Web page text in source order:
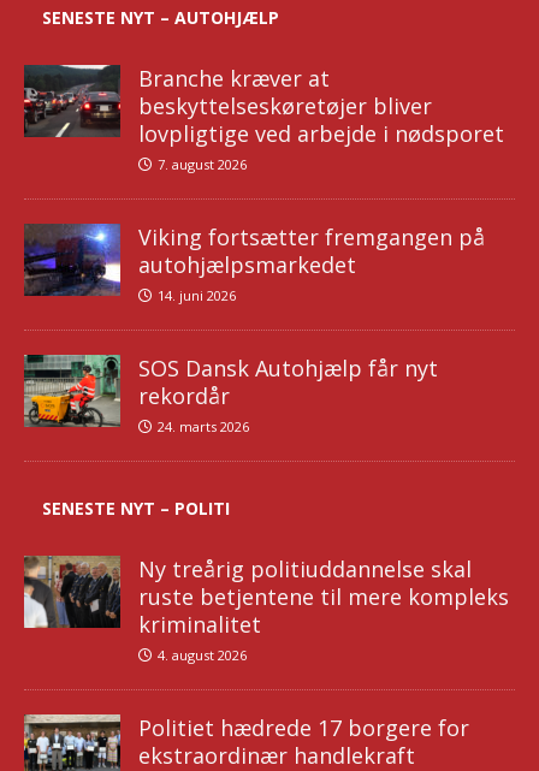
SENESTE NYT – AUTOHJÆLP
Branche kræver at
beskyttelseskøretøjer bliver
lovpligtige ved arbejde i nødsporet
7. august 2026
Viking fortsætter fremgangen på
autohjælpsmarkedet
14. juni 2026
SOS Dansk Autohjælp får nyt
rekordår
24. marts 2026
SENESTE NYT – POLITI
Ny treårig politiuddannelse skal
ruste betjentene til mere kompleks
kriminalitet
4. august 2026
Politiet hædrede 17 borgere for
ekstraordinær handlekraft